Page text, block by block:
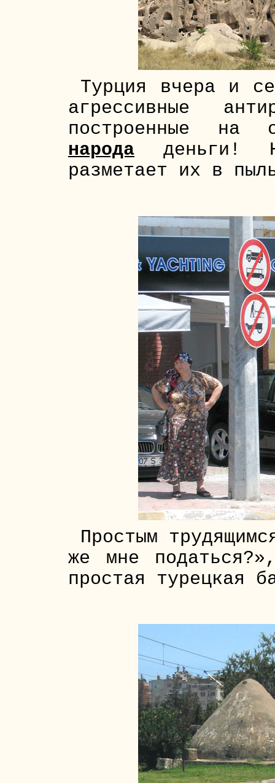
Турция вчера и
агрессивные
построенные
народа деньги!
разметает их в
Простым
же мне
простая турецкая